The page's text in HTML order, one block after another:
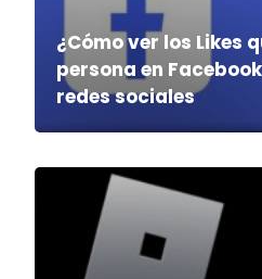
¿Cómo ver los Likes
persona en
redes sociales